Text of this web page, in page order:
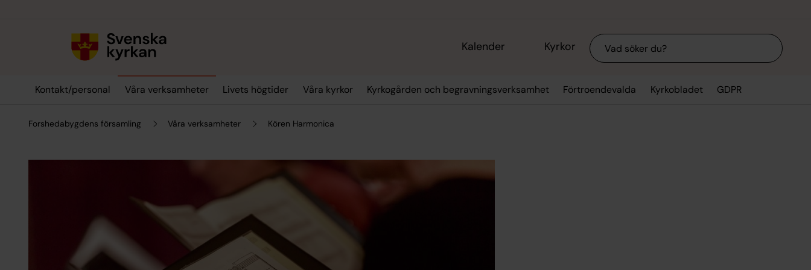
Kalender Kyrkor Sök
Kontakt/personal Våra verksamheter Livets högtider Våra kyrkor Kyrkogården och begravningsverksamhet Förtroendevalda Kyrkobladet GDPR
Forshedabygdens församling Våra verksamheter Kören Harmonica